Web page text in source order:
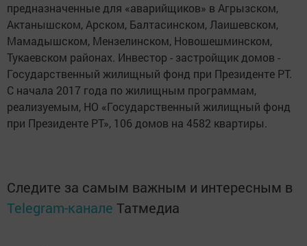
предназначенные для «аварийщиков» в Агрызском,
Актанышском, Арском, Балтасинском, Лаишевском,
Мамадышском, Мензелинском, Новошешминском,
Тукаевском районах. Инвестор - застройщик домов -
Государственный жилищный фонд при Президенте РТ.
С начала 2017 года по жилищным программам,
реализуемым, НО «Государственный жилищный фонд
при Президенте РТ», 106 домов на 4582 квартиры.
Следите за самым важным и интересным в
Telegram-канале Татмедиа